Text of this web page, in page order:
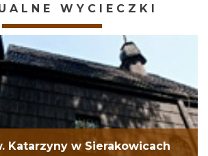
WYCIECZKI
Katarzyny w Sierakowicach